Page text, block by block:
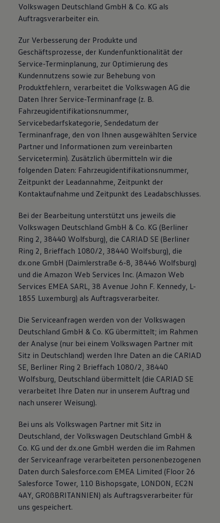
Volkswagen Deutschland GmbH & Co. KG als
Auftragsverarbeiter ein.
Zur Verbesserung der Produkte und
Geschäftsprozesse, der Kundenfunktionalität der
Service-Terminplanung, zur Optimierung des
Kundennutzens sowie zur Behebung von
Produktfehlern, verarbeitet die Volkswagen AG die
Daten Ihrer Service-Terminanfrage (z. B.
Fahrzeugidentifikationsnummer,
Servicebedarfskategorie, Sendedatum der
Terminanfrage, den von Ihnen ausgewählten Service
Partner und Informationen zum vereinbarten
Servicetermin). Zusätzlich übermitteln wir die
folgenden Daten: Fahrzeugidentifikationsnummer,
Zeitpunkt der Leadannahme, Zeitpunkt der
Kontaktaufnahme und Zeitpunkt des Leadabschlusses.
Bei der Bearbeitung unterstützt uns jeweils die
Volkswagen Deutschland GmbH & Co. KG (Berliner
Ring 2, 38440 Wolfsburg), die CARIAD SE (Berliner
Ring 2, Brieffach 1080/2, 38440 Wolfsburg), die
dx.one GmbH (Daimlerstraße 6-8, 38446 Wolfsburg)
und die Amazon Web Services Inc. (Amazon Web
Services EMEA SARL, 38 Avenue John F. Kennedy, L-
1855 Luxemburg) als Auftragsverarbeiter.
Die Serviceanfragen werden von der Volkswagen
Deutschland GmbH & Co. KG übermittelt; im Rahmen
der Analyse (nur bei einem Volkswagen Partner mit
Sitz in Deutschland) werden Ihre Daten an die CARIAD
SE, Berliner Ring 2 Brieffach 1080/2, 38440
Wolfsburg, Deutschland übermittelt (die CARIAD SE
verarbeitet Ihre Daten nur in unserem Auftrag und
nach unserer Weisung).
Bei uns als Volkswagen Partner mit Sitz in
Deutschland, der Volkswagen Deutschland GmbH &
Co. KG und der dx.one GmbH werden die im Rahmen
der Serviceanfrage verarbeiteten personenbezogenen
Daten durch Salesforce.com EMEA Limited (Floor 26
Salesforce Tower, 110 Bishopsgate, LONDON, EC2N
4AY, GR0ßBRITANNIEN) als Auftragsverarbeiter für
uns gespeichert.